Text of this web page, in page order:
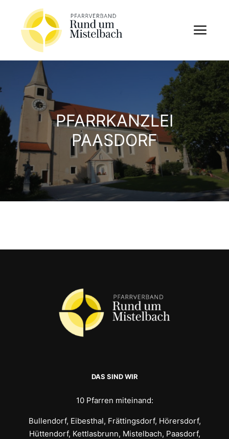
PFARRKANZLEI
PAASDORF
DAS SIND WIR
10 Pfarren miteinand:
Bullendorf, Eibesthal, Frättingsdorf, Hörersdorf,
Hüttendorf, Kettlasbrunn, Mistelbach, Paasdorf,